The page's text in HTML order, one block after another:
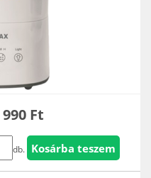
Ft
db.